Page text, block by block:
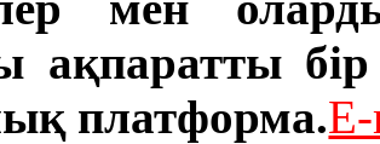
ақпаратты бір
платформа.